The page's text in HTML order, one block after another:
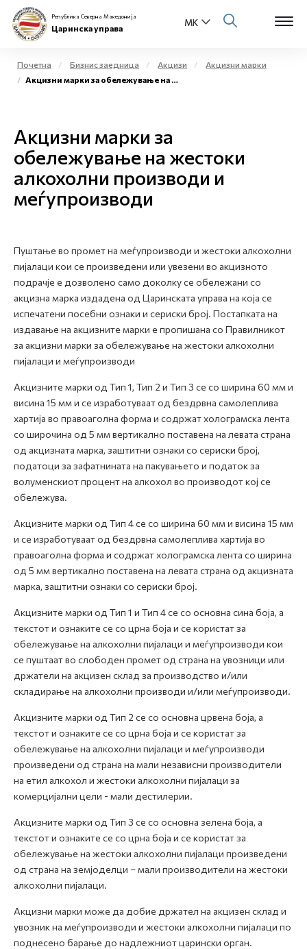
Физички лица
Бизнис заедница
Е-Царина
Контакт
Е-Весник
Република Северна Македонија
Царинска управа
Почетна Бизнис заедница Акцизи
Акцизни марки
Акцизни марки за обележување на жестоки алкохолни производи и меѓупроизводи
Акцизни марки за
обележување на жестоки
алкохолни производи и
меѓупроизводи
Пуштање во промет на меѓупроизводи и жестоки алкохолни
пијалаци кои се произведени или увезени во акцизното
подрачје е дозволено само доколку се обележани со
акцизна марка издадена од Царинската управа на која се
испечатени посебни ознаки и сериски број. Постапката на
издавање на акцизните марки е пропишана со Правилникот
за акцизни марки за обележување на жестоки алкохолни
пијалаци и меѓупроизводи
Акцизните марки од Тип 1, Тип 2 и Тип 3 се со ширина 60 мм и
висина 15 мм и се изработуваат од бездрвна самолеплива
хартија во правоаголна форма и содржат холограмска лента
со широчина од 5 мм вертикално поставена на левата страна
од акцизната марка, заштитни ознаки со сериски број,
податоци за зафатнината на пакувањето и податок за
волуменскиот процент на алкохол во производот кој се
обележува.
Акцизните марки од Тип 4 се со ширина 60 мм и висина 15 мм
и се изработуваат од бездрвна самолеплива хартија во
правоаголна форма и содржат холограмска лента со ширина
од 5 мм вертикално поставена на левата страна од акцизната
марка, заштитни ознаки со сериски број.
Акцизните марки од Тип 1 и Тип 4 се со основна сина боја, а
текстот и ознаките се со црна боја и се користат за
обележување на алкохолни пијалаци и меѓупроизводи кои
се пуштаат во слободен промет од страна на увозници или
држатели на акцизен склад за производство и/или
складирање на алкохолни производи и/или меѓупроизводи.
Акцизните марки од Тип 2 се со основна црвена боја, а
текстот и ознаките се со црна боја и се користат за
обележување на алкохолни пијалаци и меѓупроизводи
произведени од страна на мали независни производители
на етил алкохол и жестоки алкохолни пијалаци за
комерцијални цели - мали дестилерии.
Акцизните марки од Тип 3 се со основна зелена боја, а
текстот и ознаките се со црна боја и се користат за
обележување на жестоки алкохолни пијалаци произведени
од страна на земјоделци – мали производители на жестоки
алкохолни пијалаци.
Акцизни марки може да добие држател на акцизен склад и
увозник на меѓупроизводи и жестоки алкохолни пијалаци по
поднесено барање до надлежниот царински орган.